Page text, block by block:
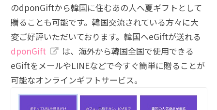
のdponGiftから韓国に住むあの人へ夏ギフトとして
贈ることも可能です。韓国交流されている方々に大
変ご好評いただいております。韓国へeGiftが送れる
dponGift
は、海外から韓国全国で使用できる
eGiftをメールやLINEなどで今すぐ簡単に贈ることが
可能なオンラインギフトサービス。